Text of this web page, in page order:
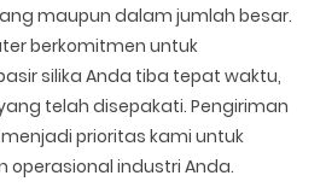
maupun dalam jumlah besar.
berkomitmen untuk
silika Anda tiba tepat waktu,
telah disepakati. Pengiriman
prioritas kami untuk
operasional industri Anda.